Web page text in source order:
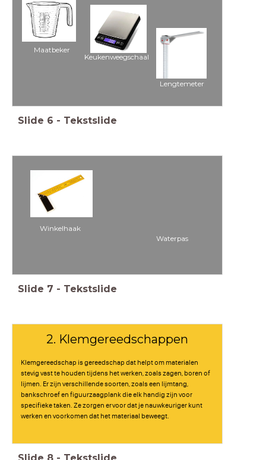
Maatbeker
Keukenweegschaal
Lengtemeter
Slide 6 - Tekstslide
Winkelhaak
Waterpas
Slide 7 - Tekstslide
2. Klemgereedschappen
Klemgereedschap is gereedschap dat helpt om materialen
stevig vast te houden tijdens het werken, zoals zagen, boren of
lijmen. Er zijn verschillende soorten, zoals een lijmtang,
bankschroef en figuurzaagplank die elk handig zijn voor
specifieke taken. Ze zorgen ervoor dat je nauwkeuriger kunt
werken en voorkomen dat het materiaal beweegt.